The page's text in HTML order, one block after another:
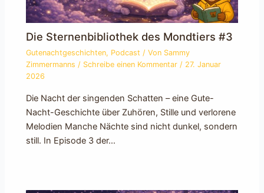
Die Sternenbibliothek des Mondtiers #3
Gutenachtgeschichten, Podcast / Von Sammy
Zimmermanns/ Schreibe einen Kommentar / 27. Januar
2026
Die Nacht der singenden Schatten – eine Gute-
Nacht-Geschichte über Zuhören, Stille und verlorene
Melodien Manche Nächte sind nicht dunkel, sondern
still. In Episode 3 der…